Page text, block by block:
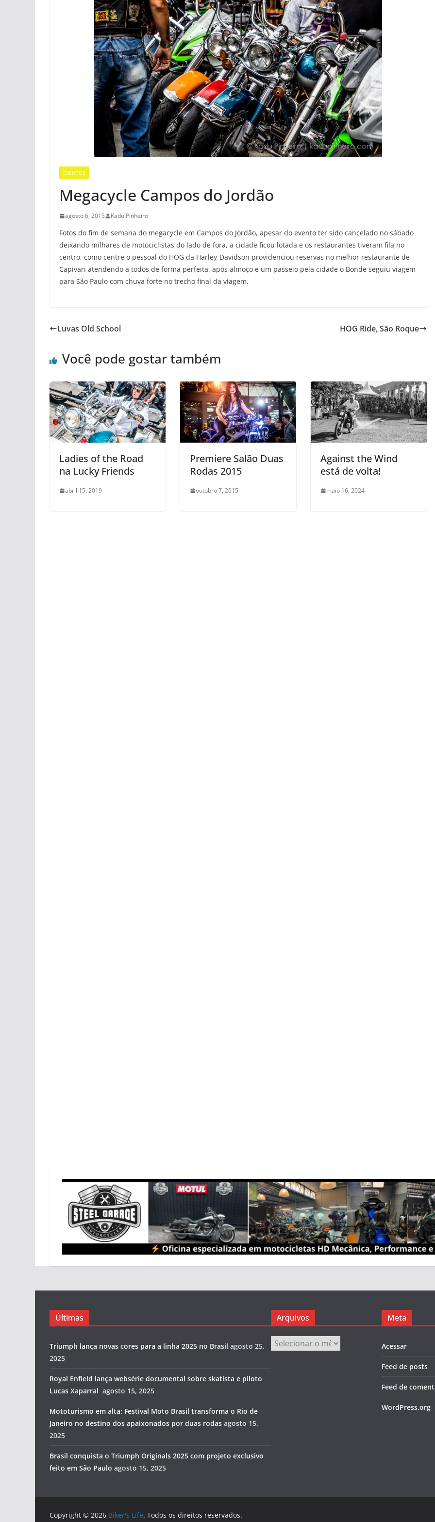
EVENTOS
Megacycle Campos do Jordão
agosto 6, 2015 Kadu Pinheiro
Fotos do fim de semana do megacycle em Campos do Jordão, apesar do evento ter sido cancelado no sábado
deixando milhares de motociclistas do lado de fora, a cidade ficou lotada e os restaurantes tiveram fila no
centro, como centre o pessoal do HOG da Harley-Davidson providenciou reservas no melhor restaurante de
Capivari atendendo a todos de forma perfeita, após almoço e um passeio pela cidade o Bonde seguiu viagem
para São Paulo com chuva forte no trecho final da viagem.
Luvas Old School HOG Ride, São Roque
Você pode gostar também
Ladies of the Road
na Lucky Friends
abril 15, 2019
Premiere Salão Duas
Rodas 2015
outubro 7, 2015
Against the Wind
está de volta!
maio 16, 2024
Últimas
Triumph lança novas cores para a linha 2025 no Brasil agosto 25,
2025
Royal Enfield lança websérie documental sobre skatista e piloto
Lucas Xaparral agosto 15, 2025
Mototurismo em alta: Festival Moto Brasil transforma o Rio de
Janeiro no destino dos apaixonados por duas rodas agosto 15,
2025
Brasil conquista o Triumph Originals 2025 com projeto exclusivo
feito em São Paulo agosto 15, 2025
Arquivos
Arquivos
Meta
Acessar
Feed de posts
Feed de
WordPress.org
Copyright © 2026 Biker's Life. Todos os direitos reservados.